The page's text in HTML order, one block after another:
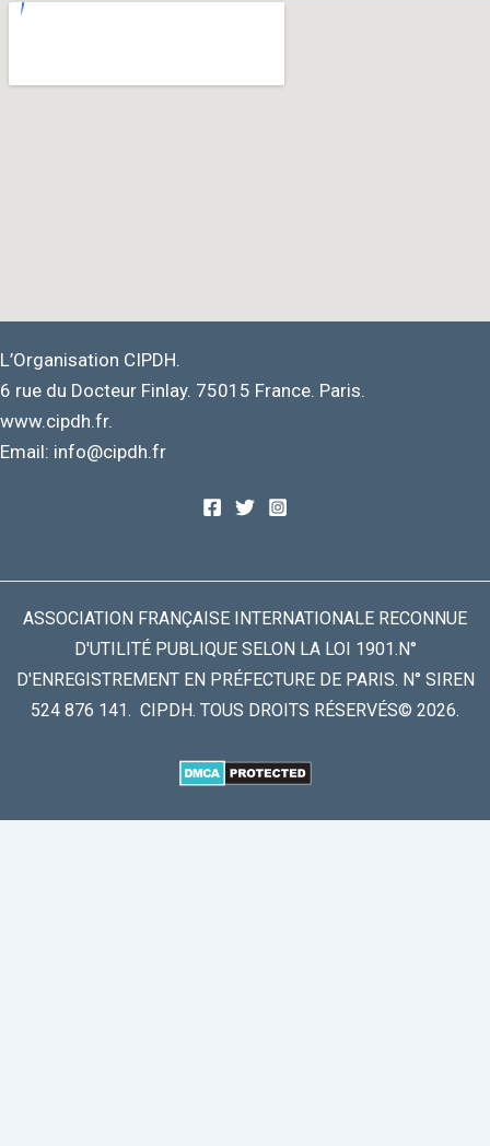
L’Organisation CIPDH.
6 rue du Docteur Finlay. 75015 France. Paris.
www.cipdh.fr.
Email: info@cipdh.fr
ASSOCIATION FRANÇAISE INTERNATIONALE RECONNUE
D'UTILITÉ PUBLIQUE SELON LA LOI 1901.N°
D'ENREGISTREMENT EN PRÉFECTURE DE PARIS. N° SIREN
524 876 141. CIPDH. TOUS DROITS RÉSERVÉS© 2026.